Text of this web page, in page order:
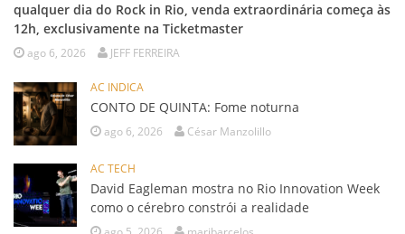
qualquer dia do Rock in Rio, venda extraordinária começa às
12h, exclusivamente na Ticketmaster
ago 6, 2026 JEFF FERREIRA
AC INDICA
CONTO DE QUINTA: Fome noturna
ago 6, 2026 César Manzolillo
AC TECH
David Eagleman mostra no Rio Innovation Week
como o cérebro constrói a realidade